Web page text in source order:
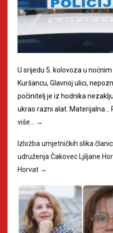
U srijedu 5. kolovoza u
Kuršancu, Glavnoj ulici,
počinitelj je iz hodnika
ukrao razni alat. Materijalna…
više…
→
Izložba umjetničkih slika
udruženja Čakovec Ljiljane
Horvat →